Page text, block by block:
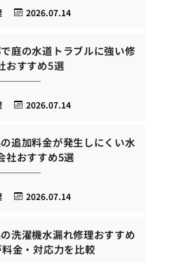
2026.07.14
庭の水道トラブルに強い修
おすすめ5選
2026.07.14
追加料金が発生しにくい水
社おすすめ5選
2026.07.14
洗濯機水漏れ修理おすすめ
金・対応力を比較